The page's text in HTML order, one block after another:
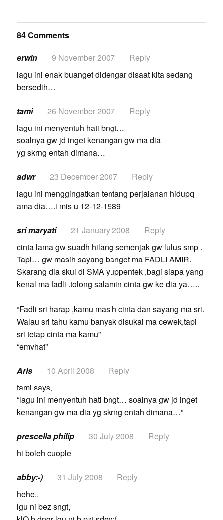
84 Comments
erwin
9 November 2007
Reply
lagu ini enak buanget didengar disaat kita sedang
bersedih…
tami 26 November 2007
Reply
lagu ini menyentuh hati bngt…
soalnya gw jd inget kenangan gw ma dia
yg skrng entah dimana…
adwr 23 December 2007
Reply
lagu ini menggingatkan tentang perjalanan hidupq
ama dia….i mis u 12-12-1989
sri maryati 21 January 2008
Reply
cinta lama gw suadh hilang semenjak gw lulus smp .
Tapi… gw masih sayang banget ma FADLI AMIR.
Skarang dia skul di SMA yuppentek ,bagi siapa yang
kenal ma fadli .tolong salamin cinta gw ke dia ya…..
“Fadli sri harap ,kamu masih cinta dan sayang ma sri.
Walau sri tahu kamu banyak disukai ma cewek,tapi
sri tetap cinta ma kamu”
“emvhat”
Aris 10 April 2008
Reply
tami says,
“lagu ini menyentuh hati bngt… soalnya gw jd inget
kenangan gw ma dia yg skrng entah dimana…”
prescella philip 30 July 2008
Reply
hi boleh cuople
abby:-) 31 July 2008
Reply
hehe..
lgu ni bez sngt,